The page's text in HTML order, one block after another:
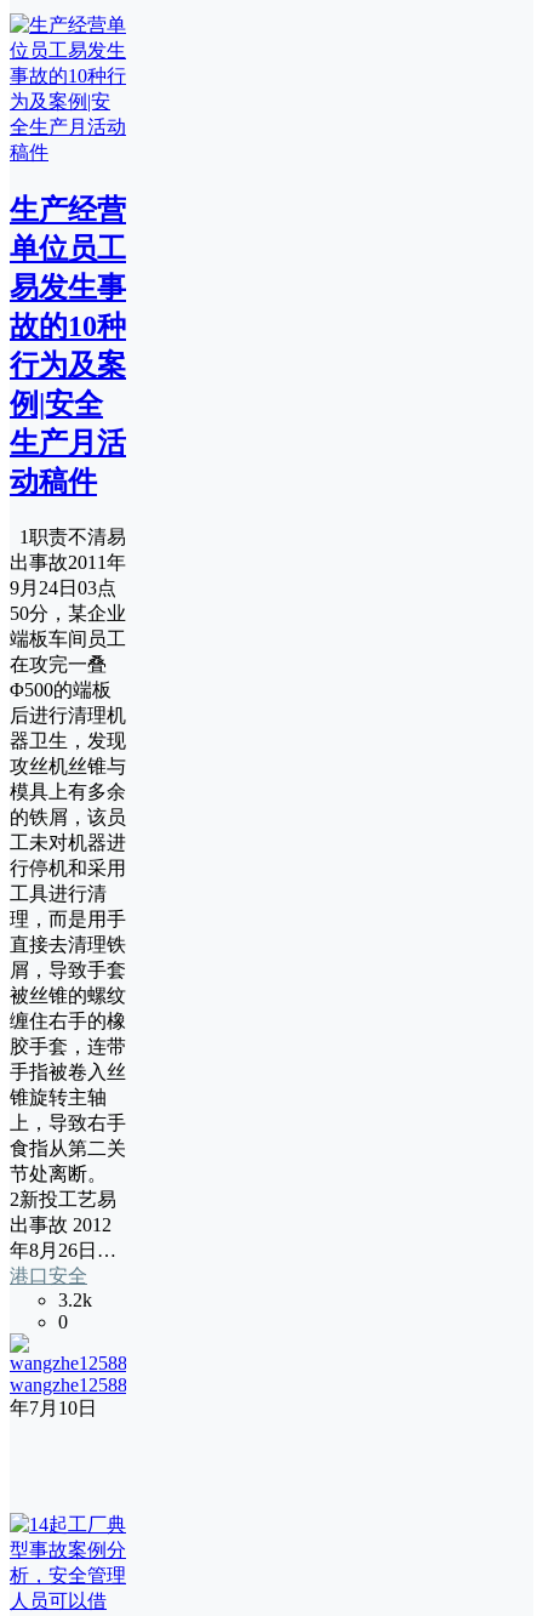
生产经营
单位员工
易发生事
故的10种
行为及案
例|安全
生产月活
动稿件
1职责不清易
出事故2011年
9月24日03点
50分，某企业
端板车间员工
在攻完一叠
Φ500的端板
后进行清理机
器卫生，发现
攻丝机丝锥与
模具上有多余
的铁屑，该员
工未对机器进
行停机和采用
工具进行清
理，而是用手
直接去清理铁
屑，导致手套
被丝锥的螺纹
缠住右手的橡
胶手套，连带
手指被卷入丝
锥旋转主轴
上，导致右手
食指从第二关
节处离断。
2新投工艺易
出事故 2012
年8月26日…
港口安全
3.2k
0
wangzhe12588
年7月10日